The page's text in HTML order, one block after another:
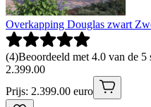
Overkapping Douglas zwart
(4)Beoordeeld met 4.0 van de
2.399.00
Prijs: 2.399.00 euro